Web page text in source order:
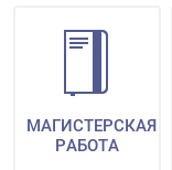
МАГИСТЕРСКАЯ
РАБОТА